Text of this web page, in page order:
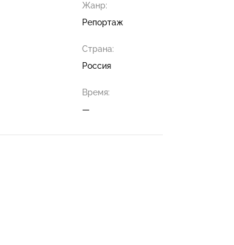
Жанр:
Репортаж
Страна:
Россия
Время:
—